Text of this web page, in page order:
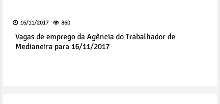
16/11/2017 860
Vagas de emprego da Agência do Trabalhador de
Medianeira para 16/11/2017